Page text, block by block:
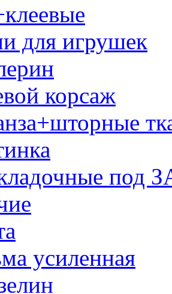
для игрушек
корсаж
под
усиленная